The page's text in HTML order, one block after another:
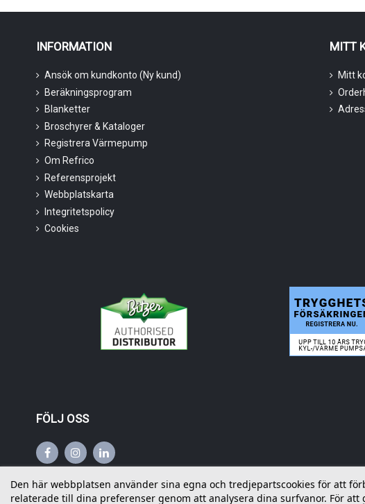
INFORMATION
Ansök om kundkonto (Ny kund)
Beräkningsprogram
Blanketter
Broschyrer & Kataloger
Registrera Värmepump
Om Refrico
Referensprojekt
Webbplatskarta
Integritetspolicy
Cookies
MITT
Mitt
Den här webbplatsen använder sina egna och tredjepartscookies för att
relaterade till dina preferenser genom att analysera dina surfvanor. För
FÖLJ OSS